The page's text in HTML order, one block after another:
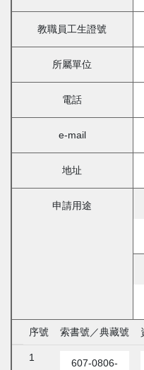
管理者登入
教職員工生證號
所屬單位
電話
e-mail
地址
申請用途
序號 索書號／典藏號
1